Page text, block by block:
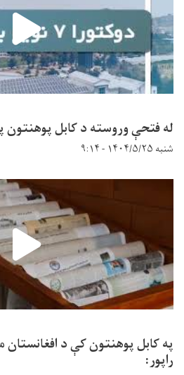
له فتحې وروسته د کابل پوهنتون
شنبه ۱۴۰۴/۵/۲۵ - ۹:۱۴
په کابل پوهنتون کې د افغانستان
راپور: